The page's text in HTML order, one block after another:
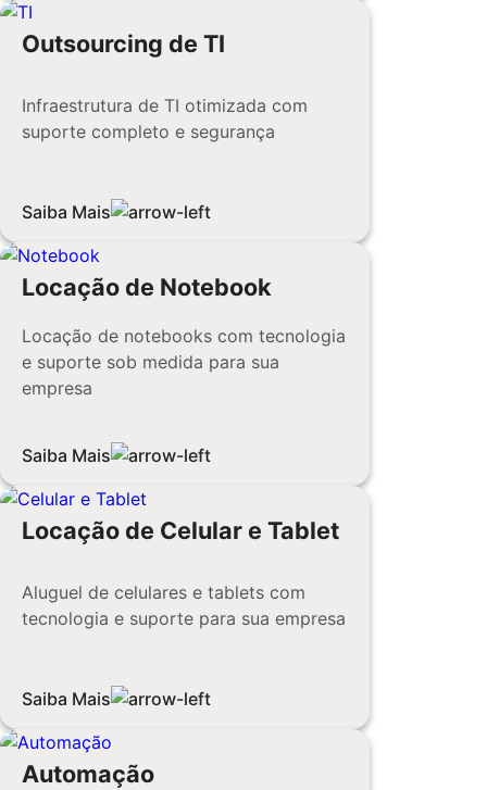
Outsourcing de TI
Infraestrutura de TI otimizada com
suporte completo e segurança
Saiba Mais
Locação de Notebook
Locação de notebooks com tecnologia
e suporte sob medida para sua
empresa
Saiba Mais
Locação de Celular e Tablet
Aluguel de celulares e tablets com
tecnologia e suporte para sua empresa
Saiba Mais
Automação